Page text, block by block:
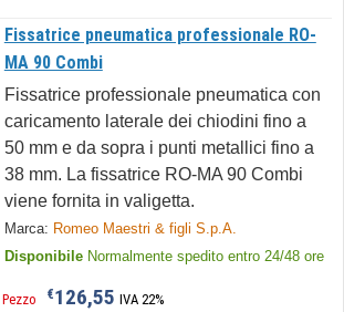
Fissatrice pneumatica professionale RO-
MA 90 Combi
Fissatrice professionale pneumatica con
caricamento laterale dei chiodini fino a
50 mm e da sopra i punti metallici fino a
38 mm. La fissatrice RO-MA 90 Combi
viene fornita in valigetta.
Marca: Romeo Maestri & figli S.p.A.
Disponibile Normalmente spedito entro 24/48 ore
Pezzo €126,55 IVA 22%